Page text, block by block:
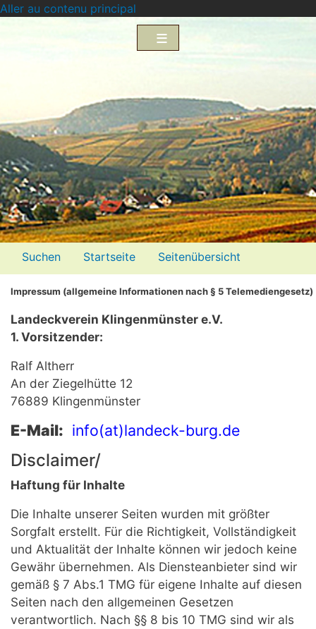
Aller au contenu principal
Menü2
Suchen Startseite
Seitenübersicht
Impressum
Datenschutzerklärung
Impressum (allgemeine Informationen nach § 5 Telemediengesetz)
Landeckverein Klingenmünster e.V.
1. Vorsitzender:
Ralf Altherr
An der Ziegelhütte 12
76889 Klingenmünster
E-Mail: info(at)landeck-burg.de
Disclaimer/
Haftung für Inhalte
Die Inhalte unserer Seiten wurden mit größter
Sorgfalt erstellt. Für die Richtigkeit, Vollständigkeit
und Aktualität der Inhalte können wir jedoch keine
Gewähr übernehmen. Als Diensteanbieter sind wir
gemäß § 7 Abs.1 TMG für eigene Inhalte auf diesen
Seiten nach den allgemeinen Gesetzen
verantwortlich. Nach §§ 8 bis 10 TMG sind wir als